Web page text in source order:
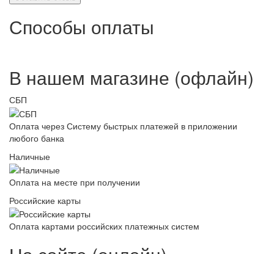
Способы оплаты
В нашем магазине (офлайн)
СБП
Оплата через Систему быстрых платежей в приложении
любого банка
Наличные
Оплата на месте при получении
Российские карты
Оплата картами российских платежных систем